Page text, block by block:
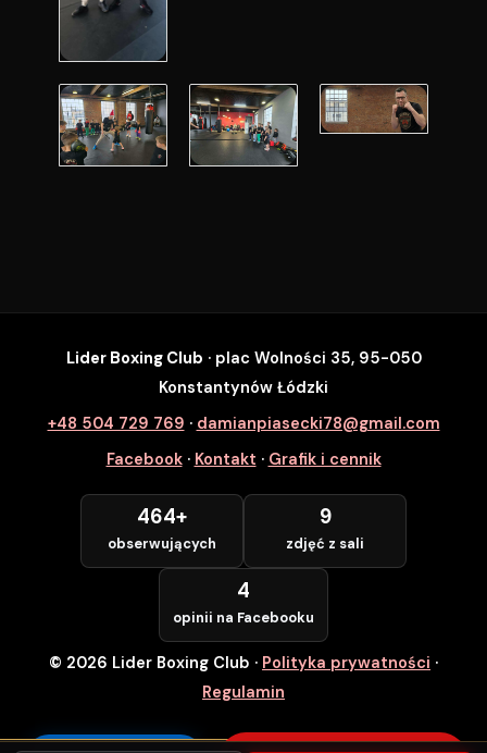
SZYBKI ZAPIS
Zapisz się na wybrane zajęcia
Numer Telefonu *
POTWIERDZAM — WCHODZĘ ZA
DARMO
Lider Boxing Club · plac Wolności 35, 95-050
Konstantynów Łódzki
+48 504 729 769 · damianpiasecki78@gmail.com
Facebook· Kontakt · Grafik i cennik
464+
obserwujących
9
zdjęć z sali
4
opinii na Facebooku
© 2026 Lider Boxing Club · Polityka prywatności ·
Regulamin